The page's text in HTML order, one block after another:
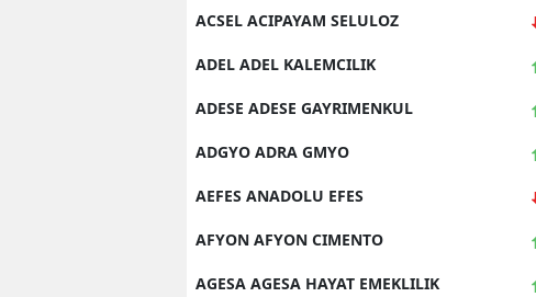
ACSEL ACIPAYAM SELULOZ
ADEL ADEL KALEMCILIK
ADESE ADESE GAYRIMENKUL
ADGYO ADRA GMYO
AEFES ANADOLU EFES
AFYON AFYON CIMENTO
AGESA AGESA HAYAT EMEKLILIK